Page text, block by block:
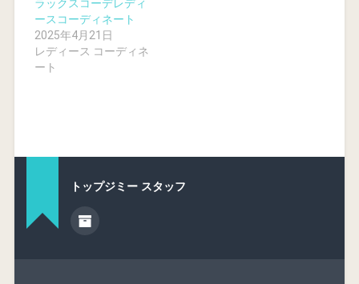
ラックスコーデレディ
ースコーディネート
2025年4月21日
レディース コーディネ
ート
トップジミー スタッフ